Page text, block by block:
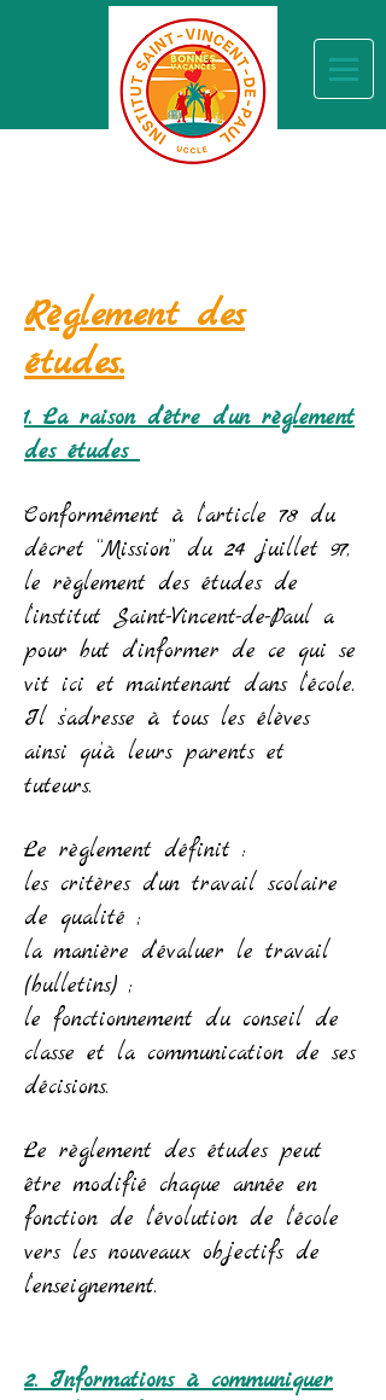
Règlement des
études.
1. La raison d’être d’un règlement
des études
Conformément à l’article 78 du
décret “Mission” du 24 juillet 97,
le règlement des études de
l’institut Saint-Vincent-de-Paul a
pour but d’informer de ce qui se
vit ici et maintenant dans l’école.
Il s’adresse à tous les élèves
ainsi qu’à leurs parents et
tuteurs.
Le règlement définit :
les critères d’un travail scolaire
de qualité ;
la manière d’évaluer le travail
(bulletins) ;
le fonctionnement du conseil de
classe et la communication de ses
décisions.
Le règlement des études peut
être modifié chaque année en
fonction de l’évolution de l’école
vers les nouveaux objectifs de
l’enseignement.
2. Informations à communiquer